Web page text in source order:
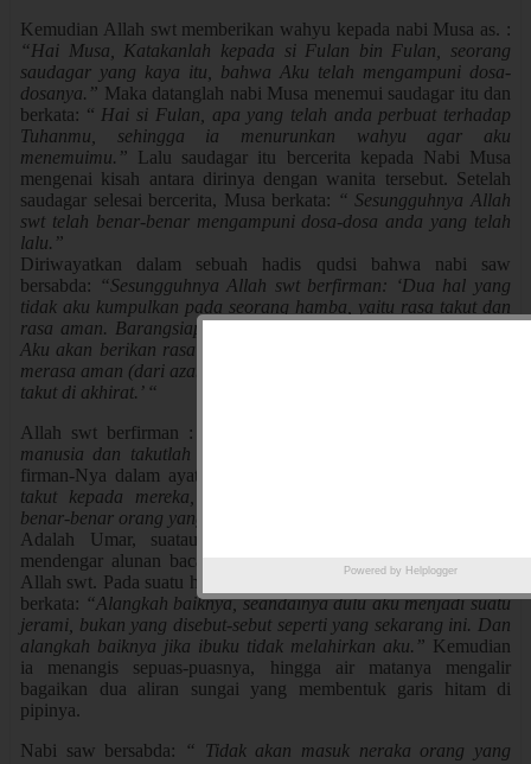
Powered by Helplogger
Kemudian Allah swt memberikan wahyu kepada nabi Musa as. :
“Hai Musa, Katakanlah kepada si Fulan bin Fulan, seorang
saudagar yang kaya itu, bahwa Aku telah mengampuni dosa-
dosanya.” Maka datanglah nabi Musa menemui saudagar itu dan
berkata: “ Hai si Fulan, apa yang telah anda perbuat terhadap
Tuhanmu, sehingga ia menurunkan wahyu agar aku
menemuimu.” Lalu saudagar itu bercerita kepada Nabi Musa
mengenai kisah antara dirinya dengan wanita tersebut. Setelah
saudagar selesai bercerita, Musa berkata: “ Sesungguhnya Allah
swt telah benar-benar mengampuni dosa-dosa anda yang telah
lalu.”
Diriwayatkan dalam sebuah hadis qudsi bahwa nabi saw
bersabda:
“Sesungguhnya Allah swt berfirman: ‘Dua hal yang
tidak aku kumpulkan pada seorang hamba, yaitu rasa takut dan
rasa aman. Barangsiapa yang takut kepada-Ku di dunia maka
Aku akan berikan rasa aman di Akhirat, dan barangsiapa yang
merasa aman (dari azab-Ku) didunia, maka akan kuberikan rasa
takut di akhirat.’ “
Allah swt berfirman :
manusia dan takutlah kepada-Ku.”
firman-Nya dalam ayat yang lain:
takut kepada mereka, tetapi takutlah kepada-Ku, jika kamu
benar-benar orang yang beriman.”
Adalah Umar, suatau ketika ia jatuh pingsan, disaat dia
mendengar alunan bacaan ayat Al-Quran, karena takut kepada
Allah swt. Pada suatu hari, ia juga pernah mengambil jerami, lalu
berkata: “Alangkah baiknya, seandainya dulu aku menjadi suatu
jerami, bukan yang disebut-sebut seperti yang sekarang ini. Dan
alangkah baiknya jika ibuku tidak melahirkan aku.” Kemudian
ia menangis sepuas-puasnya, hingga air matanya mengalir
bagaikan dua aliran sungai yang membentuk garis hitam di
pipinya.
Nabi saw bersabda:
“ Tidak akan masuk neraka orang yang